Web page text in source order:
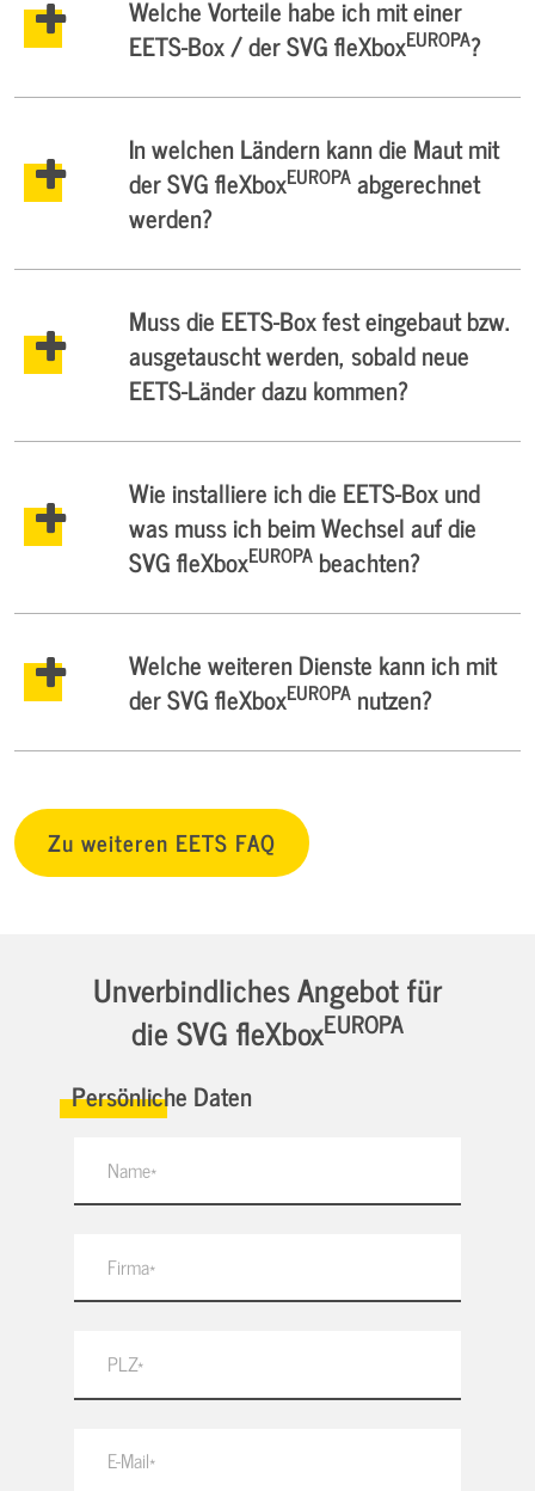
Welche Vorteile habe ich mit einer
EETS-Box / der SVG fleXboxEUROPA?
In welchen Ländern kann die Maut mit
der SVG fleXboxEUROPAabgerechnet
werden?
Muss die EETS-Box fest eingebaut bzw.
ausgetauscht werden, sobald neue
EETS-Länder dazu kommen?
Wie installiere ich die EETS-Box und
was muss ich beim Wechsel auf die
SVG fleXboxEUROPAbeachten?
Welche weiteren Dienste kann ich mit
der SVG fleXboxEUROPA nutzen?
Zu weiteren EETS FAQ
Unverbindliches Angebot für
die SVG fleXboxEUROPA
Persönliche Daten